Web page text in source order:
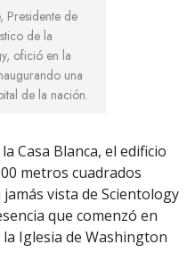
Presidente de
de la
ofició en la
una
de la nación.
Casa Blanca, el edificio
metros cuadrados
vista de Scientology
que comenzó en
Iglesia de Washington